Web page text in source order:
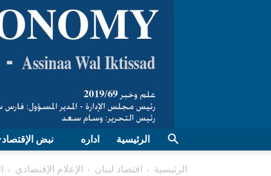
نبض الإقتصاد اداره الرئيسية
الرئيسية اقتصاد لبنان الإعلام الإقتصادي